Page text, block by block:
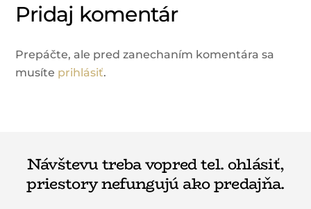
Pridaj komentár
Prepáčte, ale pred zanechaním komentára sa
musíte prihlásiť.
Návštevu treba vopred tel. ohlásiť,
priestory nefungujú ako predajňa.